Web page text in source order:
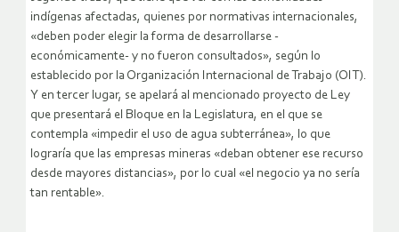
indígenas afectadas, quienes por normativas internacionales,
«deben poder elegir la forma de desarrollarse -
económicamente- y no fueron consultados», según lo
establecido por la Organización Internacional de Trabajo (OIT).
Y en tercer lugar, se apelará al mencionado proyecto de Ley
que presentará el Bloque en la Legislatura, en el que se
contempla «impedir el uso de agua subterránea», lo que
lograría que las empresas mineras «deban obtener ese recurso
desde mayores distancias», por lo cual «el negocio ya no sería
tan rentable».